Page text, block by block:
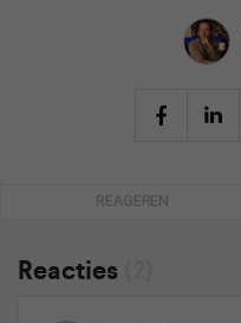
REAGEREN
Reacties